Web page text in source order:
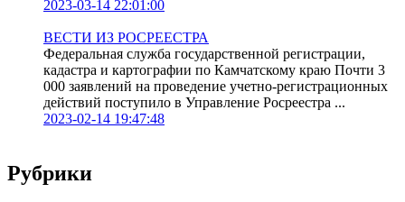
2023-03-14 22:01:00
ВЕСТИ ИЗ РОСРЕЕСТРА
Федеральная служба государственной регистрации,
кадастра и картографии по Камчатскому краю Почти 3
000 заявлений на проведение учетно-регистрационных
действий поступило в Управление Росреестра ...
2023-02-14 19:47:48
Рубрики